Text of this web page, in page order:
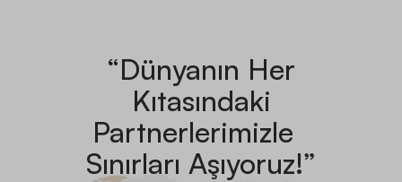
“Dünyanın Her
Kıtasındaki
Partnerlerimizle
Sınırları Aşıyoruz!”